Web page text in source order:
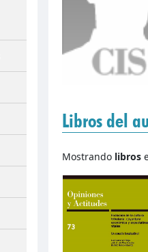
Libros del
Mostrando libros